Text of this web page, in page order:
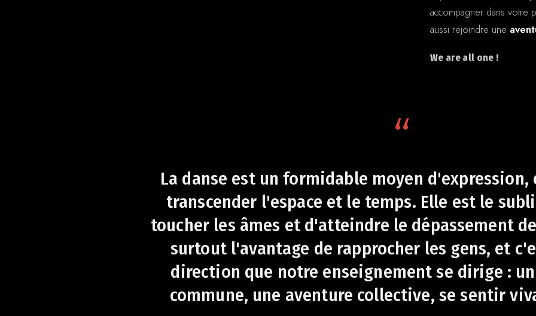
accompagner dans votre
aussi rejoindre une
We are all one !
La danse est un formidable moyen
transcender l'espace et le temps. Elle est le
toucher les âmes et d'atteindre le dépassement
surtout l'avantage de rapprocher les gens, et
direction que notre enseignement se dirige :
commune, une aventure collective, se sentir